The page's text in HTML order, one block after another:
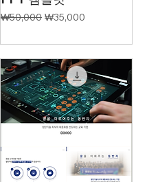
일반가
₩50,000 할인가
₩35,000